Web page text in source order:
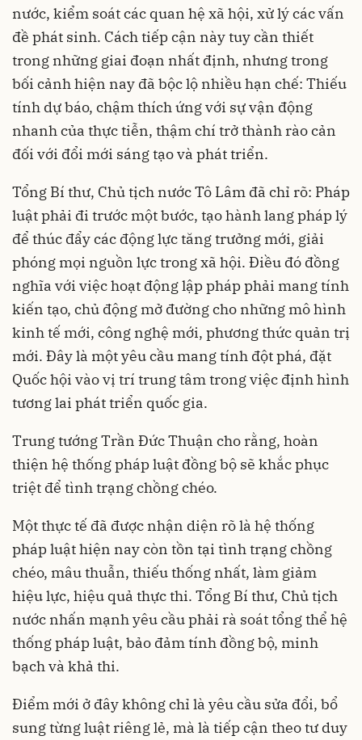
nước, kiểm soát các quan hệ xã hội, xử lý các vấn
đề phát sinh. Cách tiếp cận này tuy cần thiết
trong những giai đoạn nhất định, nhưng trong
bối cảnh hiện nay đã bộc lộ nhiều hạn chế: Thiếu
tính dự báo, chậm thích ứng với sự vận động
nhanh của thực tiễn, thậm chí trở thành rào cản
đối với đổi mới sáng tạo và phát triển.
Tổng Bí thư, Chủ tịch nước Tô Lâm đã chỉ rõ: Pháp
luật phải đi trước một bước, tạo hành lang pháp lý
để thúc đẩy các động lực tăng trưởng mới, giải
phóng mọi nguồn lực trong xã hội. Điều đó đồng
nghĩa với việc hoạt động lập pháp phải mang tính
kiến tạo, chủ động mở đường cho những mô hình
kinh tế mới, công nghệ mới, phương thức quản trị
mới. Đây là một yêu cầu mang tính đột phá, đặt
Quốc hội vào vị trí trung tâm trong việc định hình
tương lai phát triển quốc gia.
Trung tướng Trần Đức Thuận cho rằng, hoàn
thiện hệ thống pháp luật đồng bộ sẽ khắc phục
triệt để tình trạng chồng chéo.
Một thực tế đã được nhận diện rõ là hệ thống
pháp luật hiện nay còn tồn tại tình trạng chồng
chéo, mâu thuẫn, thiếu thống nhất, làm giảm
hiệu lực, hiệu quả thực thi. Tổng Bí thư, Chủ tịch
nước nhấn mạnh yêu cầu phải rà soát tổng thể hệ
thống pháp luật, bảo đảm tính đồng bộ, minh
bạch và khả thi.
Điểm mới ở đây không chỉ là yêu cầu sửa đổi, bổ
sung từng luật riêng lẻ, mà là tiếp cận theo tư duy